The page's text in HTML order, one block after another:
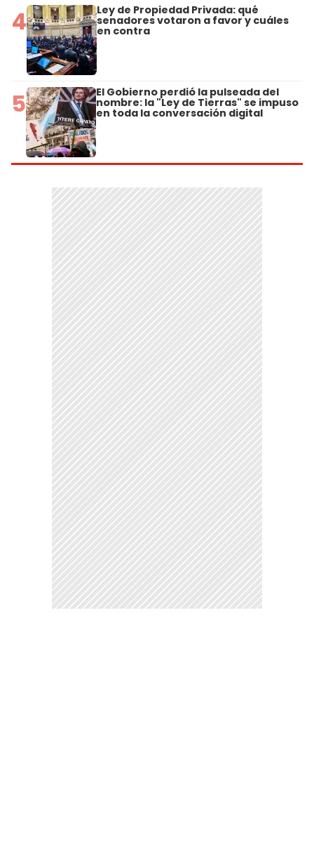
4 Ley de Propiedad Privada: qué
senadores votaron a favor y cuáles
en contra
5 El Gobierno perdió la pulseada del
nombre: la "Ley de Tierras" se impuso
en toda la conversación digital